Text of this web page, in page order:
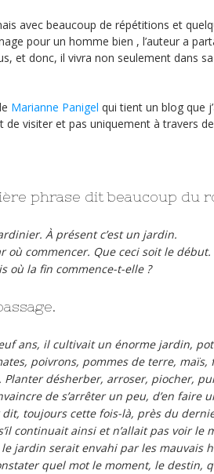
avec beaucoup de répétitions et
pour un homme bien , l’auteur a
et donc, il vivra non seulement dans
Marianne Panigel qui tient un blog que
de visiter et pas uniquement à travers
phrase dit beaucoup du
À présent c’est un jardin.
où commencer. Que ceci soit le
où la fin commence-t-elle ?
ans, il cultivait un énorme jardin,
poivrons, pommes de terre, maïs,
Planter désherber, arroser, piocher,
de s’arrêter un peu, d’en faire
toujours cette fois-là, près du
continuait ainsi et n’allait pas voir le
le jardin serait envahi par les mauvais
quel mot le moment, le destin,